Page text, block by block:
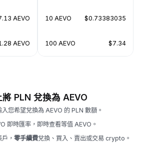
AEVO
AEVO
10 AEVO $0.73383035
100 AEVO $7.34
PLN 兌換為 AEVO
您希望兌換為 AEVO 的 PLN 數額。
即時匯率，即時查看等值 AEVO。
， 零手續費兌換、買入、賣出或交易 crypto。